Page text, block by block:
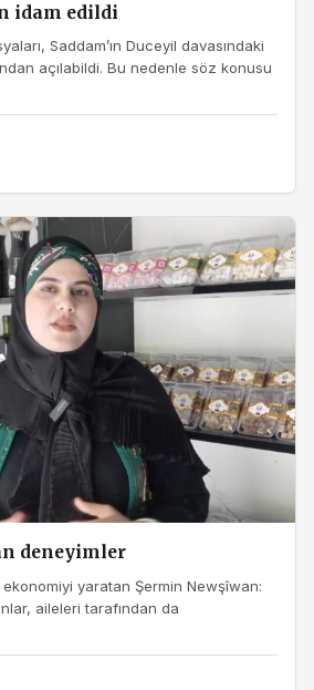
idam edildi
Saddam’ın Duceyil davasındaki
açılabildi. Bu nedenle söz konusu
deneyimler
ekonomiyi yaratan Şermin Newşîwan:
aileleri tarafından da